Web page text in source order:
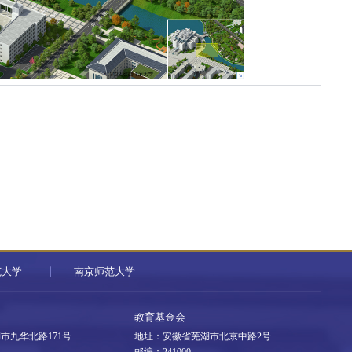
学 南京师范大学
九华北路171号
教育基金会
地址：安徽省芜湖市北京中路2号